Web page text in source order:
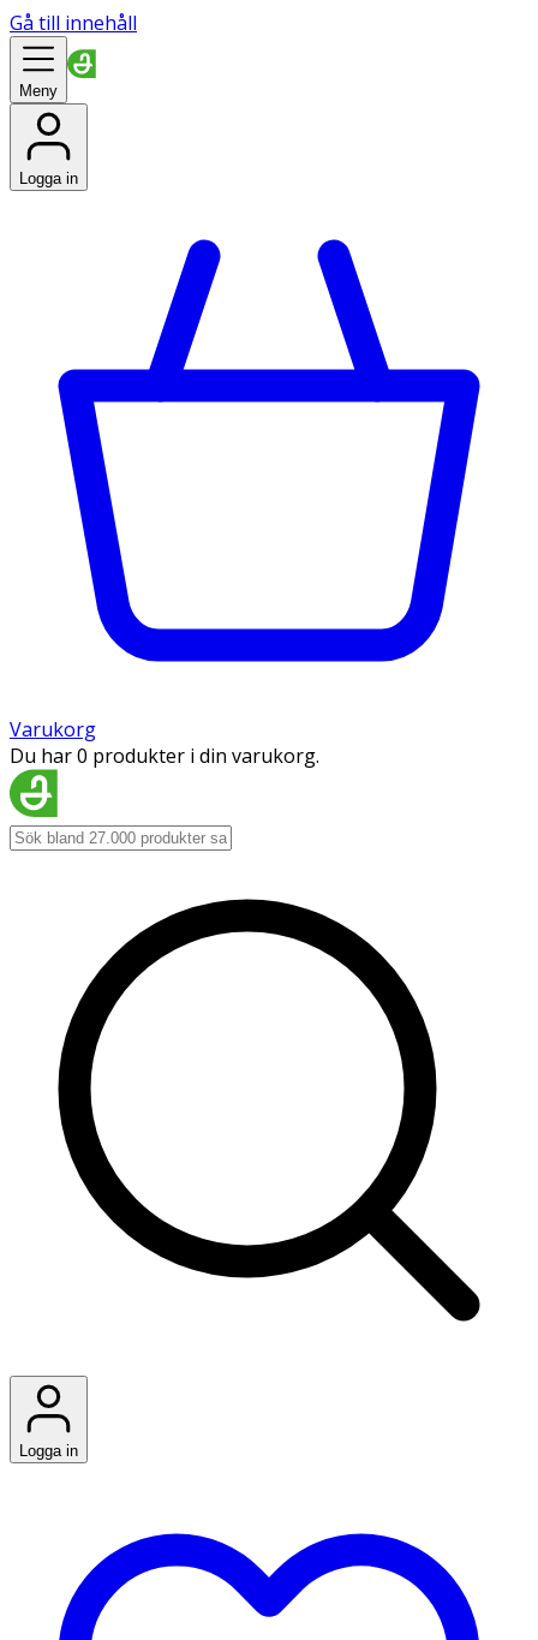
Gå till innehåll
Meny
Logga in
Varukorg
Du har 0 produkter i din varukorg.
Logga in